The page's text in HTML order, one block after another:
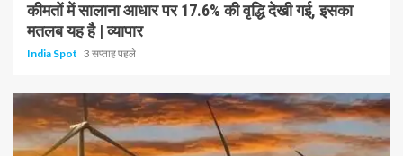
कीमतों में सालाना आधार पर 17.6% की वृद्धि देखी गई, इसका
मतलब यह है | व्यापार
India Spot 3 सप्ताह पहले